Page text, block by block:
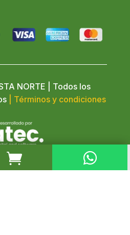
NORTE | Todos los
| Términos y condiciones
 